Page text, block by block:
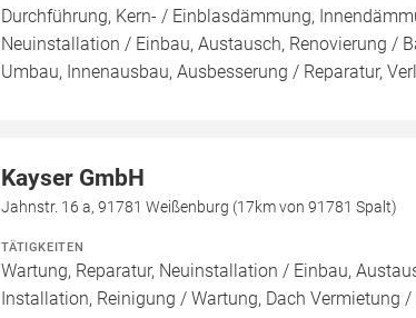
Durchführung, Kern- / Einblasdämmung,
Neuinstallation / Einbau, Austausch, Renovierung /
Umbau, Innenausbau, Ausbesserung / Reparatur,
Kayser GmbH
Jahnstr. 16 a, 91781 Weißenburg (17km von 91781 Spalt)
TÄTIGKEITEN
Wartung, Reparatur, Neuinstallation / Einbau,
Installation, Reinigung / Wartung, Dach Vermietung